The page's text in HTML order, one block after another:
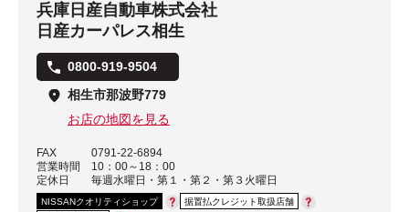
兵庫日産自動車株式会社
日産カーパレス相生
0800-919-9504
相生市那波野779
お店の地図を見る
FAX
0791-22-6894
営業時間
10：00～18：00
定休日
毎週水曜日・第１・第２・第３火曜日
NISSANクオリティショップ
据置払クレジット取扱店舗